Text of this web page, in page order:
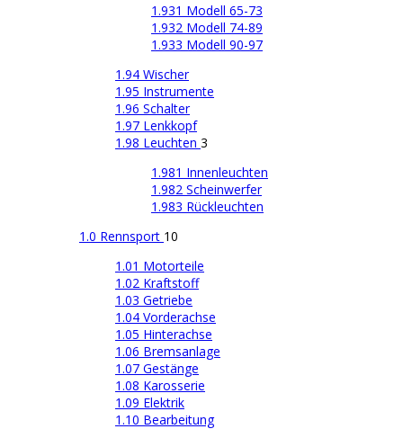
1.931 Modell 65-73
1.932 Modell 74-89
1.933 Modell 90-97
1.94 Wischer
1.95 Instrumente
1.96 Schalter
1.97 Lenkkopf
1.98 Leuchten 3
1.981 Innenleuchten
1.982 Scheinwerfer
1.983 Rückleuchten
1.0 Rennsport 10
1.01 Motorteile
1.02 Kraftstoff
1.03 Getriebe
1.04 Vorderachse
1.05 Hinterachse
1.06 Bremsanlage
1.07 Gestänge
1.08 Karosserie
1.09 Elektrik
1.10 Bearbeitung